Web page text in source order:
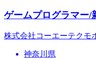
ゲームプログラマー/
株式会社コーエーテクモ
神奈川県